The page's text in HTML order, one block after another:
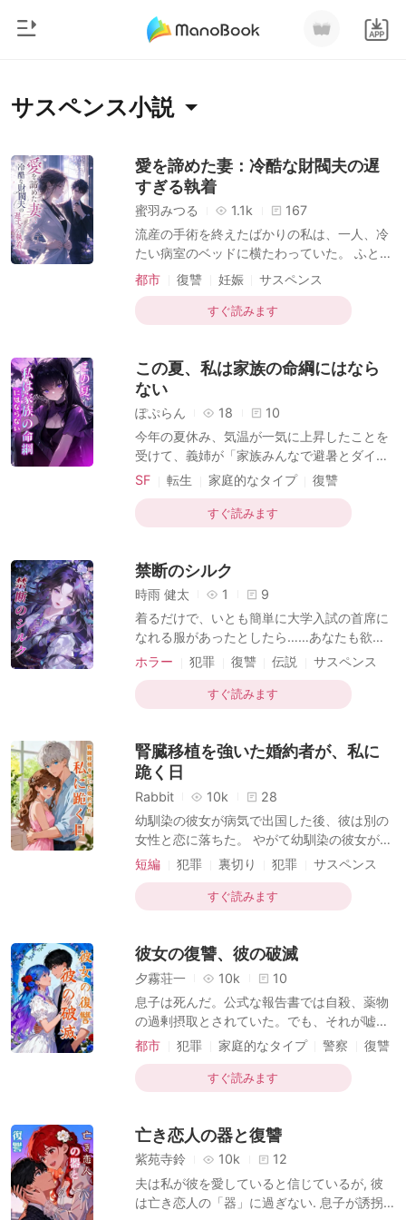
閲覧履歴
ログアウトします
ホームページ
都市
恋愛
人狼
月ランキング
短編傑作
サスペンス小説
愛を諦めた妻：冷酷な財閥夫の遅
すぎる執着
蜜羽みつる 1.1k
167
流産の手術を終えたばかりの私は、一人、冷
たい病室のベッドに横たわっていた。 ふと見
上げたテレビの画面には、私の夫である九条
産婦人科から出てくる姿が映し出されてい
た。 彼からかかってきた電話は、私への心配
けだった。 「半時間以内に病院の下に来い」
這うようにして向かった九条家で、義母と義
妹は私を蔑み、言葉の刃を突き立てた。 「三
のようだな」 夫は私を庇うどころか、その女
優からの「お腹が痛い」という電話一つで血
相を変えた。 そして、高熱で苦しむ術後の私
を、暴雨の降る
都市 復讐 妊娠 サスペンス
すぐ読みます
この夏、私は家族の命綱にはなら
ない
ぽぷらん 18
10
今年の夏休み、気温が一気に上昇したことを
受けて、義姉が「家族みんなで避暑とダイビ
ングに行こう」と提案してきた。 だが、その
じられたため、数日だけ滞在して早めに帰ろ
うと自分は提案した。 すると義姉は烈火のご
んだから、分からないなら黙ってて！田舎
者！あと1か月もすれば気温も落ち着くのに、
声を浴びせてきた。 母もその隣で、必死に義
姉の意見に賛同していた。 到着して間もな
く、家族は海鮮市場で悪質な店にぼったくら
れた。支払いを拒んだところ、小さなチンピ
ラにナイ
SF 転生 家庭的なタイプ
復讐
サスペンス
バッドエンド
すぐ読みます
禁断のシルク
時雨 健太 1
9
着るだけで、いとも簡単に大学入試の首席に
なれる服があったとしたら……あなたも欲し
いと思いませんか？ 私の母は蚕女。母が吐き
ても、着れば大学入試の首席合格者にしてし
まうのです。 そのおかげで、私たちの村は遠
しかし、誰も気づいていません。あの子たち
の眼差しが、次第にうつろになっていくこと
に……。
ホラー 犯罪 復讐 伝説
サスペンス
怪奇ファンタジー
すぐ読みます
腎臓移植を強いた婚約者が、私に
跪く日
Rabbit 10k
28
幼馴染の彼女が病気で出国した後、彼は別の
女性と恋に落ちた。 やがて幼馴染の彼女が腎
不全で帰国すると、彼は恋人の腎臓が幼馴染
救うため、彼は盛大な結婚式を罠として仕立
て上げ、恋人を「移動する臓器バンク」とみ
期、愛される幸福に浸っていたが、偶然にも
真相を垣間見てしまう。 彼女は、彼が想い人
に過ぎなかったのだ。 心が死んでしまった恋
人は、偽装死を選んで完全に姿を消す。 彼は
彼女を失った悲しみの中でも、財力を投じて
幼馴染のために新たな腎臓のドナーを探し出
した。 幼馴染の彼女は回復する
短編 犯罪 裏切り 犯罪
サスペンス
バッドエンド
すぐ読みます
彼女の復讐、彼の破滅
夕霧荘一 10k
10
息子は死んだ。公式な報告書では自殺、薬物
の過剰摂取とされていた。でも、それが嘘だ
と私にはわかっていた。私は鑑識官。息子の
人を叫んでいた。 七度、再審を請求した。そ
のたびに、反論の余地のない証拠を突きつけ
前で扉を閉ざし、私の悲嘆を妄想だと切り捨
てた。私が二十年間仕えてきた組織は、殺人
取った。 検事正の娘、榊麗を誘拐し、私の要
求を世界に配信した。彼が無駄にした一度の
都市 犯罪 家庭的なタイプ 警察
復讐
サスペンス
すぐ読みます
亡き恋人の器と復讐
紫苑寺鈴 10k
12
夫は私が彼を愛していると信じているが, 彼
は亡き恋人の「器」に過ぎない. 息子が誘拐